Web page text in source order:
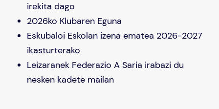
irekita dago
2026ko Klubaren Eguna
Eskubaloi Eskolan izena ematea 2026-2027
ikasturterako
Leizaranek Federazio A Saria irabazi du
nesken kadete mailan